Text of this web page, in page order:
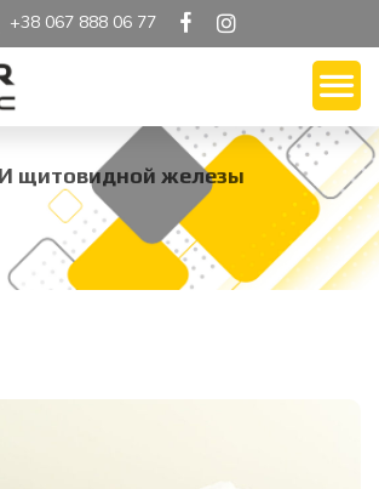
+38 067 888 06 77
щитовидной железы